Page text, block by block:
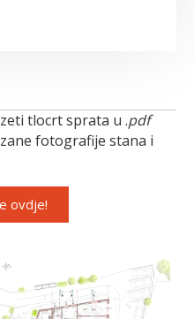
tlocrt sprata u .pdf
fotografije stana i
ovdje!